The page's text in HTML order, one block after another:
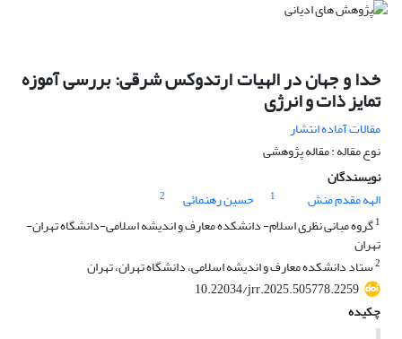
خدا و جهان در الهیات ارتدوکس شرقی: بررسی آموزه
تمایز ذات و انرژی
مقالات آماده انتشار
نوع مقاله : مقاله پژوهشی
نویسندگان
الهه مقدم منش
1 حسین رهنمائی
2
1گروه مبانی نظری اسلام- دانشکده معارف و اندیشه اسلامی-دانشگاه تهران-
تهران
2ستاد دانشکده معارف و اندیشه اسلامی، دانشگاه تهران، تهران
10.22034/jrr.2025.505778.2259
چکیده